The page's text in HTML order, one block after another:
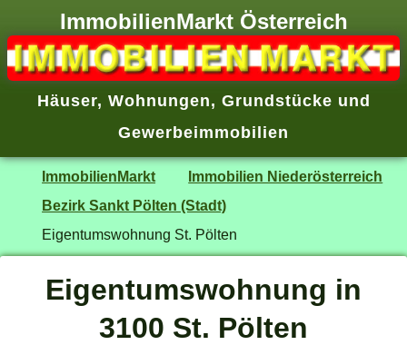
ImmobilienMarkt Österreich
Häuser, Wohnungen, Grundstücke und
Gewerbeimmobilien
ImmobilienMarkt
Immobilien Niederösterreich
Bezirk Sankt Pölten (Stadt)
Eigentumswohnung St. Pölten
Eigentumswohnung in
3100 St. Pölten